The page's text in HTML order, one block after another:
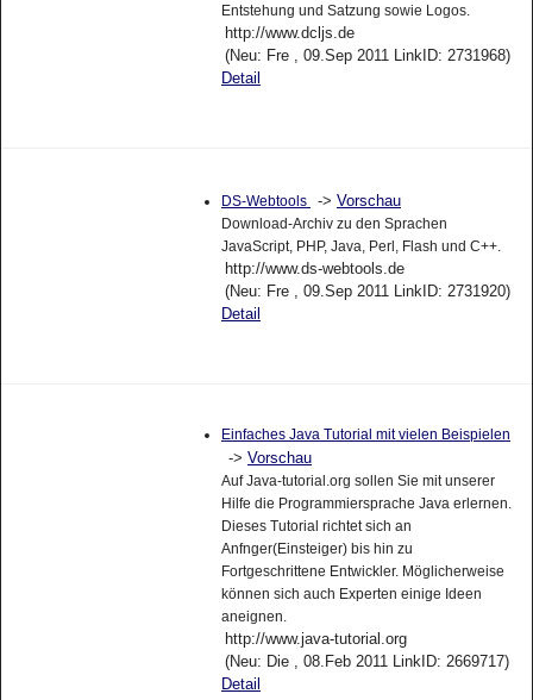
Entstehung und Satzung sowie Logos.
http://www.dcljs.de
(Neu: Fre , 09.Sep 2011 LinkID: 2731968)
Detail
DS-Webtools -> Vorschau
Download-Archiv zu den Sprachen
JavaScript, PHP, Java, Perl, Flash und C++.
http://www.ds-webtools.de
(Neu: Fre , 09.Sep 2011 LinkID: 2731920)
Detail
Einfaches Java Tutorial mit vielen Beispielen
-> Vorschau
Auf Java-tutorial.org sollen Sie mit unserer
Hilfe die Programmiersprache Java erlernen.
Dieses Tutorial richtet sich an
Anfnger(Einsteiger) bis hin zu
Fortgeschrittene Entwickler. Möglicherweise
können sich auch Experten einige Ideen
aneignen.
http://www.java-tutorial.org
(Neu: Die , 08.Feb 2011 LinkID: 2669717)
Detail